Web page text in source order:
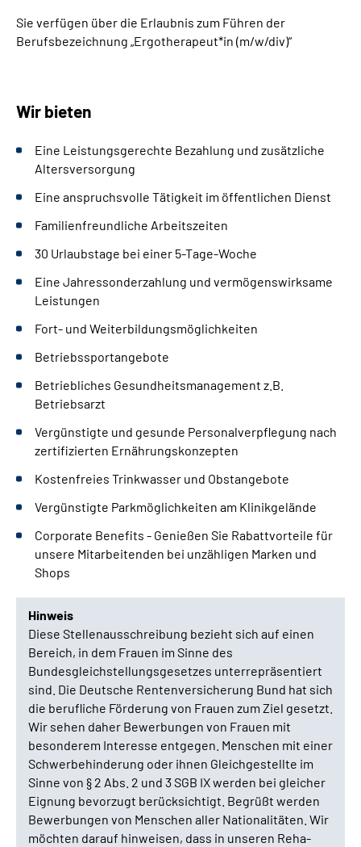
Sie verfügen über die Erlaubnis zum Führen der
Berufsbezeichnung „Ergotherapeut*in (m/w/div)“
Wir bieten
Eine Leistungsgerechte Bezahlung und zusätzliche
Altersversorgung
Eine anspruchsvolle Tätigkeit im öffentlichen Dienst
Familienfreundliche Arbeitszeiten
30 Urlaubstage bei einer 5-Tage-Woche
Eine Jahressonderzahlung und vermögenswirksame
Leistungen
Fort- und Weiterbildungsmöglichkeiten
Betriebssportangebote
Betriebliches Gesundheitsmanagement z.B.
Betriebsarzt
Vergünstigte und gesunde Personalverpflegung nach
zertifizierten Ernährungskonzepten
Kostenfreies Trinkwasser und Obstangebote
Vergünstigte Parkmöglichkeiten am Klinikgelände
Corporate Benefits - Genießen Sie Rabattvorteile für
unsere Mitarbeitenden bei unzähligen Marken und
Shops
Hinweis
Diese Stellenausschreibung bezieht sich auf einen
Bereich, in dem Frauen im Sinne des
Bundesgleichstellungsgesetzes unterrepräsentiert
sind. Die Deutsche Rentenversicherung Bund hat sich
die berufliche Förderung von Frauen zum Ziel gesetzt.
Wir sehen daher Bewerbungen von Frauen mit
besonderem Interesse entgegen. Menschen mit einer
Schwerbehinderung oder ihnen Gleichgestellte im
Sinne von § 2 Abs. 2 und 3 SGB IX werden bei gleicher
Eignung bevorzugt berücksichtigt. Begrüßt werden
Bewerbungen von Menschen aller Nationalitäten. Wir
möchten darauf hinweisen, dass in unseren Reha-